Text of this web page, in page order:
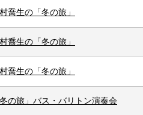
喬生の「冬の旅」
喬生の「冬の旅」
喬生の「冬の旅」
の旅」バス・バリトン演奏会